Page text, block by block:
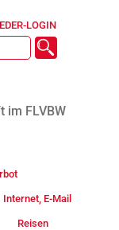
LOGIN
im FLVBW
Internet, E-Mail
Reisen